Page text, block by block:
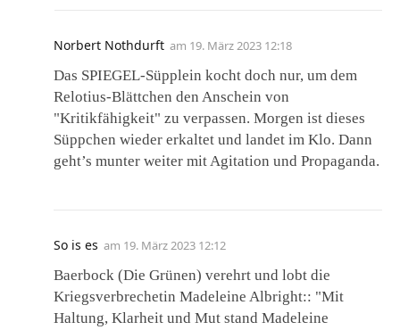
Norbert Nothdurft am 19. März 2023 12:18
Das SPIEGEL-Süpplein kocht doch nur, um dem
Relotius-Blättchen den Anschein von
"Kritikfähigkeit" zu verpassen. Morgen ist dieses
Süppchen wieder erkaltet und landet im Klo. Dann
geht’s munter weiter mit Agitation und Propaganda.
So is es am 19. März 2023 12:12
Baerbock (Die Grünen) verehrt und lobt die
Kriegsverbrechetin Madeleine Albright:: "Mit
Haltung, Klarheit und Mut stand Madeleine